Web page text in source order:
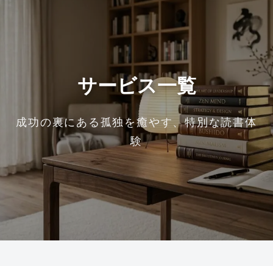
サービス一覧
成功の裏にある孤独を癒やす、特別な読書体
験